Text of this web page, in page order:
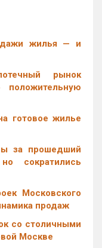
жилья — и
рынок
положительную
готовое жилье
за прошедший
сократились
Московского
продаж
со столичными
Москве